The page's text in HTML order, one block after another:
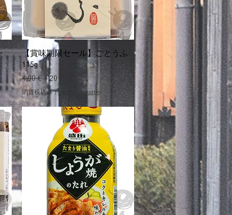
クイックビュー
【賞味期限セール】ごとうふ
115g
通常価格
4,90 €セール価格
4,20 €
消費税込み|zzgl. Versandkosten